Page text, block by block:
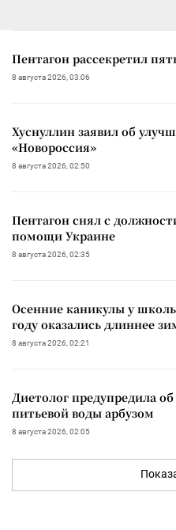
Пентагон рассекретил
8 августа 2026, 03:06
Хуснуллин заявил об
«Новороссия»
8 августа 2026, 02:50
Пентагон снял с
помощи Украине
8 августа 2026, 02:35
Осенние каникулы у
году оказались длиннее
8 августа 2026, 02:21
Диетолог предупредила
питьевой воды арбузом
8 августа 2026, 02:05